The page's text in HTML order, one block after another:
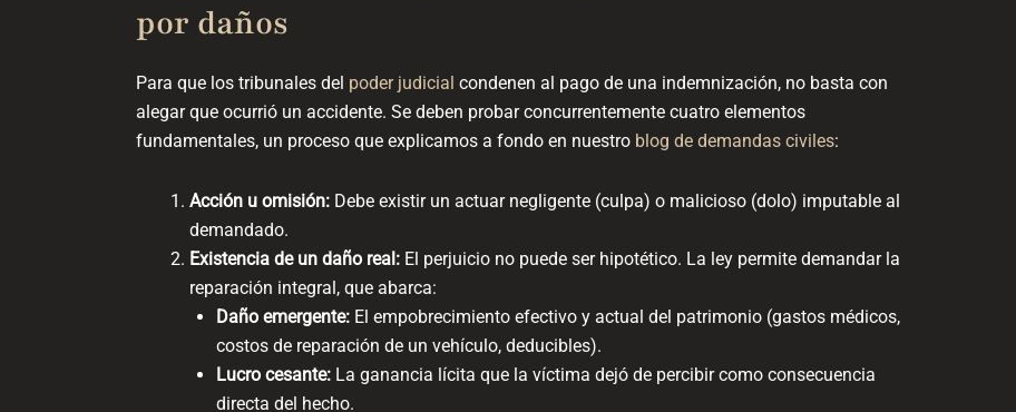
por daños
Para que los tribunales del poder judicial condenen al pago de una indemnización, no basta con
alegar que ocurrió un accidente. Se deben probar concurrentemente cuatro elementos
fundamentales, un proceso que explicamos a fondo en nuestro blog de demandas civiles:
Acción u omisión: Debe existir un actuar negligente (culpa) o malicioso (dolo) imputable al
demandado.
Existencia de un daño real: El perjuicio no puede ser hipotético. La ley permite demandar la
reparación integral, que abarca:
Daño emergente: El empobrecimiento efectivo y actual del patrimonio (gastos médicos,
costos de reparación de un vehículo, deducibles).
Lucro cesante: La ganancia lícita que la víctima dejó de percibir como consecuencia
directa del hecho.